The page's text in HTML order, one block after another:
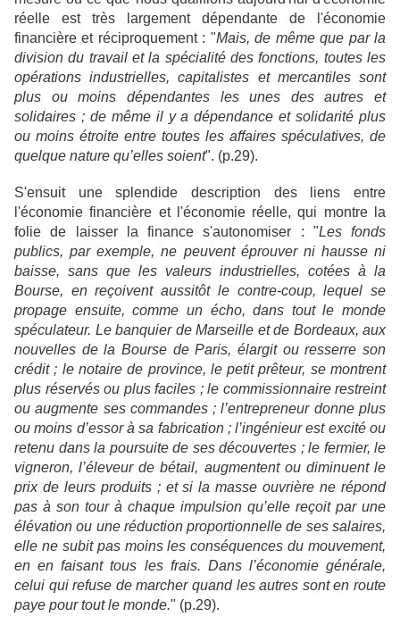
réelle est très largement dépendante de l'économie
financière et réciproquement : "Mais, de même que par la
division du travail et la spécialité des fonctions, toutes les
opérations industrielles, capitalistes et mercantiles sont
plus ou moins dépendantes les unes des autres et
solidaires ; de même il y a dépendance et solidarité plus
ou moins étroite entre toutes les affaires spéculatives, de
quelque nature qu’elles soient". (p.29).
S'ensuit une splendide description des liens entre
l'économie financière et l'économie réelle, qui montre la
folie de laisser la finance s'autonomiser : "Les fonds
publics, par exemple, ne peuvent éprouver ni hausse ni
baisse, sans que les valeurs industrielles, cotées à la
Bourse, en reçoivent aussitôt le contre-coup, lequel se
propage ensuite, comme un écho, dans tout le monde
spéculateur. Le banquier de Marseille et de Bordeaux, aux
nouvelles de la Bourse de Paris, élargit ou resserre son
crédit ; le notaire de province, le petit prêteur, se montrent
plus réservés ou plus faciles ; le commissionnaire restreint
ou augmente ses commandes ; l’entrepreneur donne plus
ou moins d’essor à sa fabrication ; l’ingénieur est excité ou
retenu dans la poursuite de ses découvertes ; le fermier, le
vigneron, l’éleveur de bétail, augmentent ou diminuent le
prix de leurs produits ; et si la masse ouvrière ne répond
pas à son tour à chaque impulsion qu’elle reçoit par une
élévation ou une réduction proportionnelle de ses salaires,
elle ne subit pas moins les conséquences du mouvement,
en en faisant tous les frais. Dans l’économie générale,
celui qui refuse de marcher quand les autres sont en route
paye pour tout le monde." (p.29).